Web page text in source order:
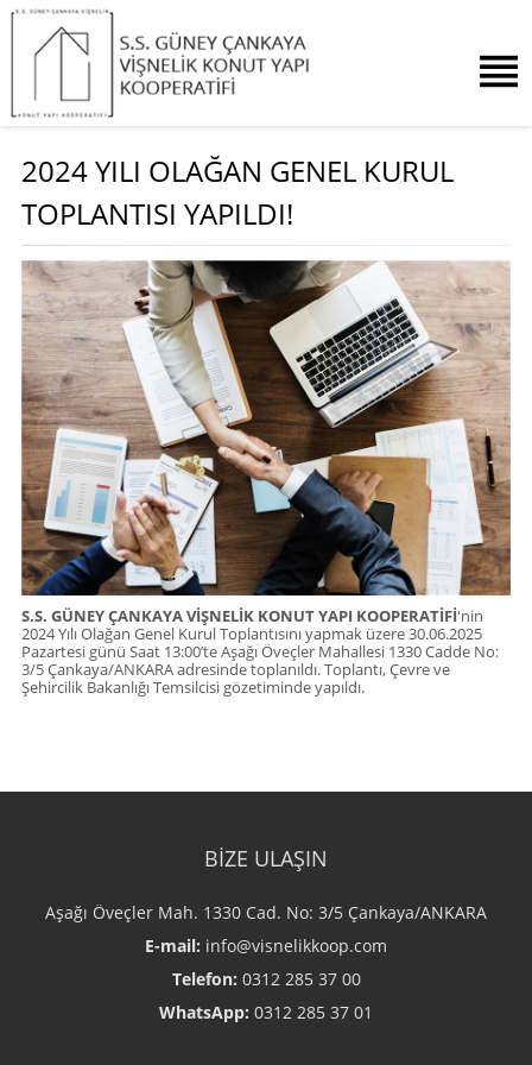
2024 YILI OLAĞAN GENEL KURUL
TOPLANTISI YAPILDI!
S.S. GÜNEY ÇANKAYA VİŞNELİK KONUT YAPI KOOPERATİFİ'nin
2024 Yılı Olağan Genel Kurul Toplantısını yapmak üzere 30.06.2025
Pazartesi günü Saat 13:00’te Aşağı Öveçler Mahallesi 1330 Cadde No:
3/5 Çankaya/ANKARA adresinde toplanıldı. Toplantı,Çevre ve
Şehircilik Bakanlığı Temsilcisi gözetiminde yapıldı.
BİZE ULAŞIN
Aşağı Öveçler Mah. 1330 Cad. No: 3/5 Çankaya/ANKARA
E-mail: info@visnelikkoop.com
Telefon: 0312 285 37 00
WhatsApp: 0312 285 37 01